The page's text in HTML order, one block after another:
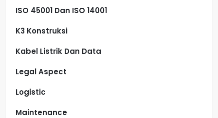
ISO 45001 Dan ISO 14001
K3 Konstruksi
Kabel Listrik Dan Data
Legal Aspect
Logistic
Maintenance